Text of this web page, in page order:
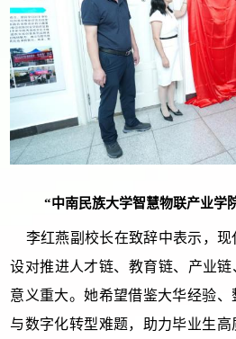
“中南民族大学智慧物联产业学
李红燕副校长在致辞中表示，现
设对推进人才链、教育链、产业链
意义重大。她希望借鉴大华经验
与数字化转型难题，助力毕业生